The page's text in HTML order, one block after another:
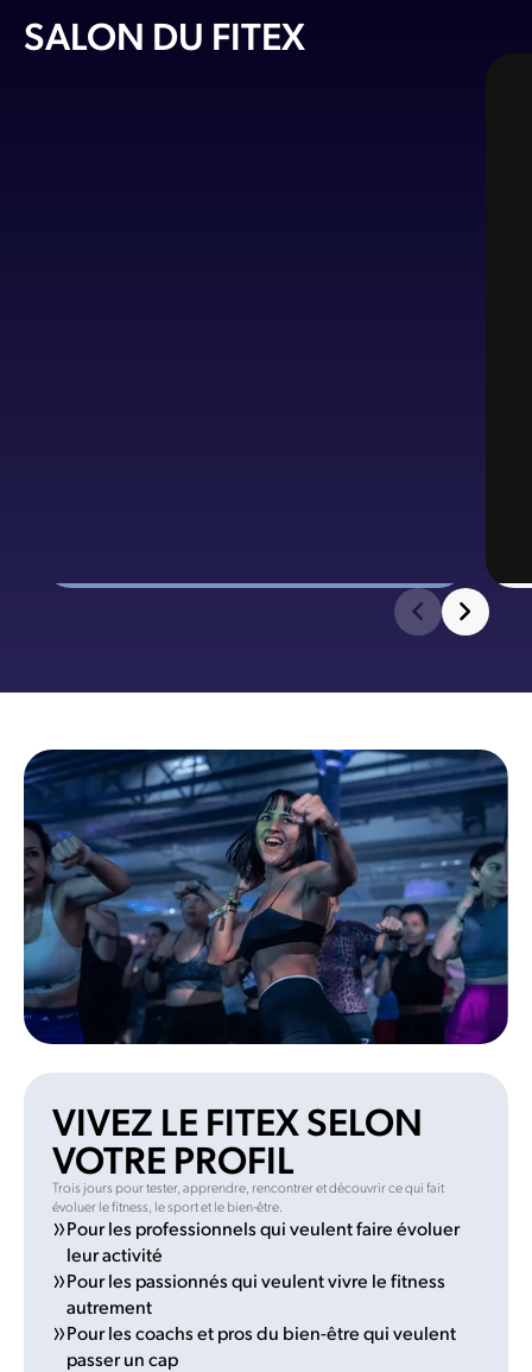
SALON DU FITEX
Cours immersifs
Démonstrations
VIVEZ LE FITEX SELON
VOTRE PROFIL
Trois jours pour tester, apprendre, rencontrer et découvrir ce qui fait
évoluer le fitness, le sport et le bien-être.
Pour les professionnels qui veulent faire évoluer
leur activité
Pour les passionnés qui veulent vivre le fitness
autrement
Pour les coachs et pros du bien-être qui veulent
passer un cap